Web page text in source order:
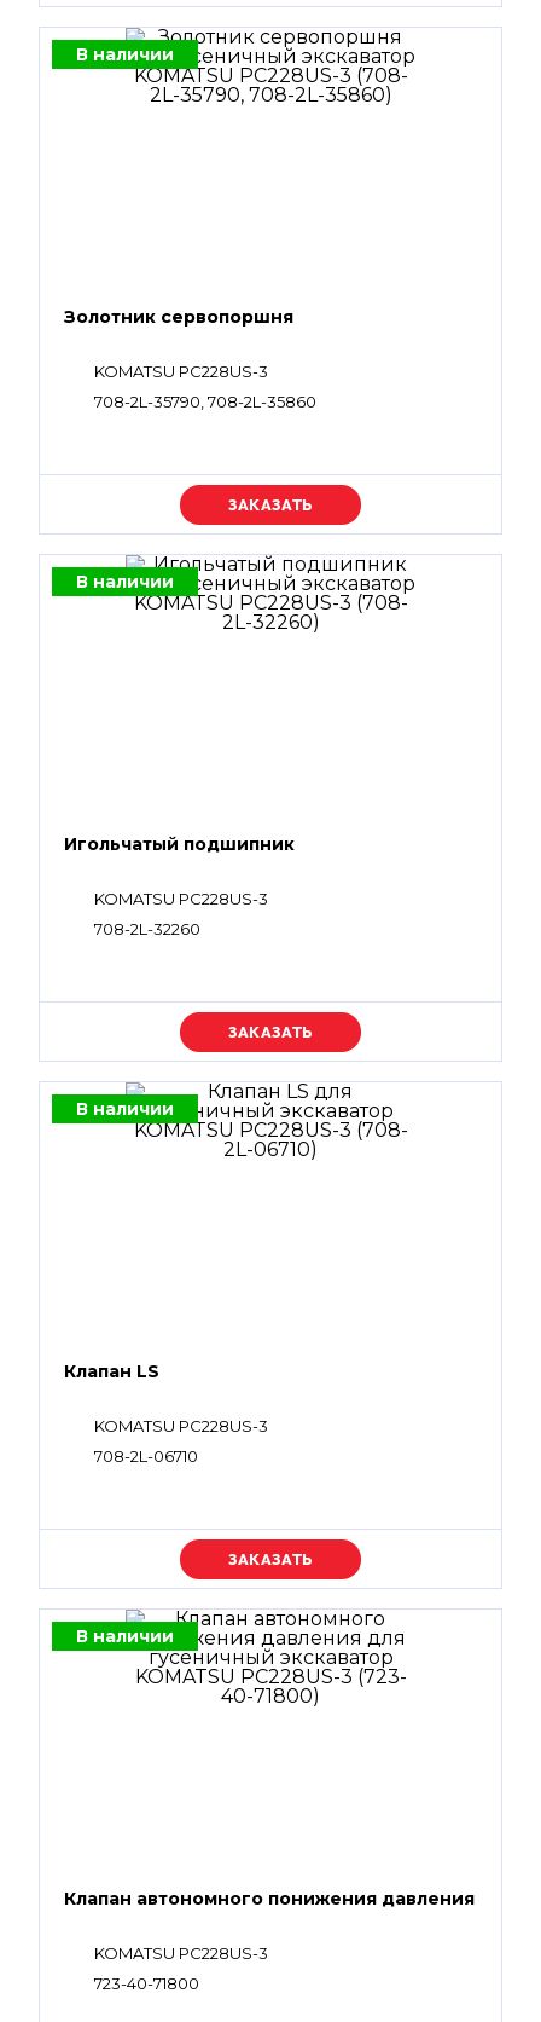
В наличии
Золотник сервопоршня
KOMATSU PC228US-3
708-2L-35790, 708-2L-35860
Уточняйте цену
В наличии
Игольчатый подшипник
KOMATSU PC228US-3
708-2L-32260
Уточняйте цену
В наличии
Клапан LS
KOMATSU PC228US-3
708-2L-06710
Уточняйте цену
В наличии
Клапан автономного понижения давления
KOMATSU PC228US-3
723-40-71800